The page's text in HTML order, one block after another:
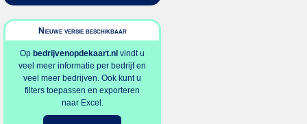
Nieuwe versie beschikbaar
Op bedrijvenopdekaart.nl vindt u
veel meer informatie per bedrijf en
veel meer bedrijven. Ook kunt u
filters toepassen en exporteren
naar Excel.